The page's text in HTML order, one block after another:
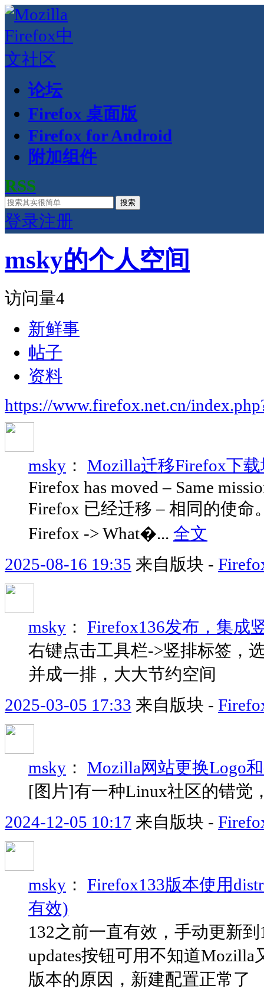
论坛
Firefox 桌面版
Firefox for Android
附加组件
RSS
搜索
登录注册
msky的个人空间
访问量4
新鲜事
帖子
资料
https://www.firefox.net.cn/
msky ： Mozilla迁移Firefox下
Firefox has moved – Same
Firefox 已经迁移 – 相同的使命
Firefox -> What�... 全文
2025-08-16 19:35 来自版块 -
msky ： Firefox136发布，集成
右键点击工具栏->竖排标签，
并成一排，大大节约空间
2025-03-05 17:33 来自版块 -
msky ： Mozilla网站更换Logo
[图片]有一种Linux社区的错觉
2024-12-05 10:17 来自版块 -
msky ： Firefox133版本使用
有效)
132之前一直有效，手动更新
updates按钮可用不知道
版本的原因，新建配置正常了